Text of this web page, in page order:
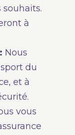
souhaits.
à
Nous
du
et à
vous